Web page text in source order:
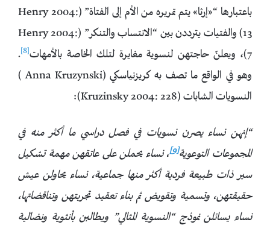
باعتبارها “«إرثا» يتم تمريره من الأم إلى الفتاة” (Henry 2004:
13) والفتيات يترددن بين “الانتساب والتنكر” (Henry 2004:
7)، ويعلنّ حاجتهن لنسوية مغايرة لتلك الخاصة بالأمهات
[8]
.
وهو في الواقع ما تصف به كريزنياسكي (Anna Kruzynski )
النسويات الشابات (Kruzinsky 2004: 228):
“إنهن نساء يصرن نسويات في فصل دراسي ما أكثر منه في
المجموعات التوعوية[9] ، نساءيحملنعلى عاتقهن مهمة تشكيل
سير ذات طبيعة فردية أكثر منها جماعية، نساء يحاولن عيش
حقيقتهن، وتسمية وتقويض ثم بناء تعقيد تجربتهن وتناقضاتها،
نساء يسائلن نموذج “النسوية المثالي” ويطالبن بأنثوية ونضالية